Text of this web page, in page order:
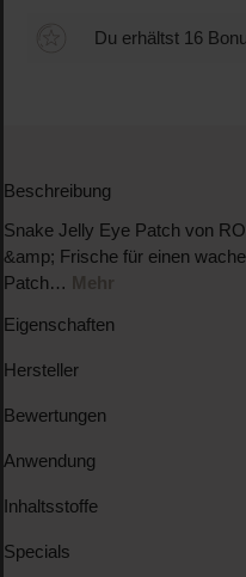
Du erhältst 16
Beschreibung
Snake Jelly Eye Patch von
&amp; Frische für einen
Patch… Mehr
Eigenschaften
Hersteller
Bewertungen
Anwendung
Inhaltsstoffe
Specials